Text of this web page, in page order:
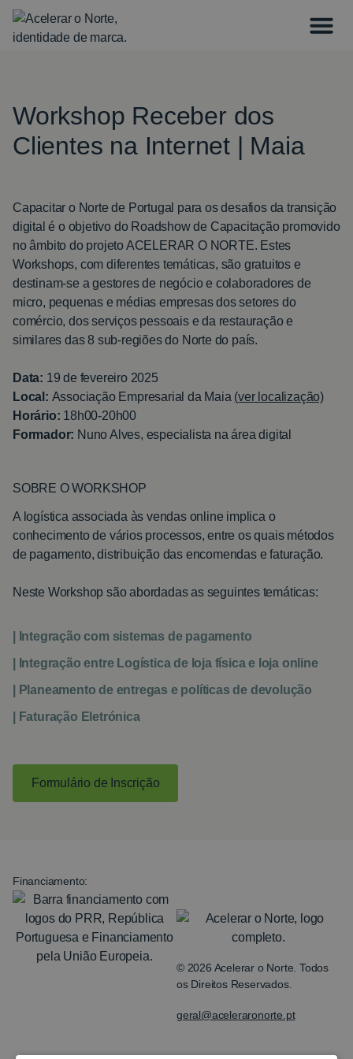
Workshop Receber dos
Clientes na Internet | Maia
Capacitar o Norte de Portugal para os desafios da transição
digital é o objetivo do Roadshow de Capacitação promovido
no âmbito do projeto ACELERAR O NORTE. Estes
Workshops, com diferentes temáticas, são gratuitos e
destinam-se a gestores de negócio e colaboradores de
micro, pequenas e médias empresas dos setores do
comércio, dos serviços pessoais e da restauração e
similares das 8 sub-regiões do Norte do país.
Data: 19 de fevereiro 2025
Local: Associação Empresarial da Maia (ver localização)
Horário: 18h00-20h00
Formador: Nuno Alves, especialista na área digital
SOBRE O WORKSHOP
A logística associada às vendas online implica o
conhecimento de vários processos, entre os quais métodos
de pagamento, distribuição das encomendas e faturação.
Neste Workshop são abordadas as seguintes temáticas:
| Integração com sistemas de pagamento
| Integração entre Logística de loja física e loja online
| Planeamento de entregas e políticas de devolução
| Faturação Eletrónica
Formulário de Inscrição
© 2026 Acelerar o Norte. Todos
os Direitos Reservados.
geral@aceleraronorte.pt
Financiamento: